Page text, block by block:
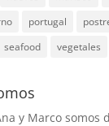
portugal
seafood vegetales
y Marco somos